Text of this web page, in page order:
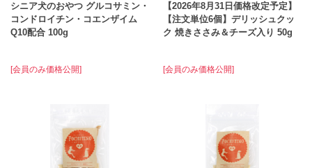
シニア犬のおやつ グルコサミン・
コンドロイチン・コエンザイム
Q10配合 100g
[会員のみ価格公開]
【2026年8月31日価格改定予定】
【注文単位6個】デリッシュクッ
ク 焼きささみ＆チーズ入り 50g
[会員のみ価格公開]